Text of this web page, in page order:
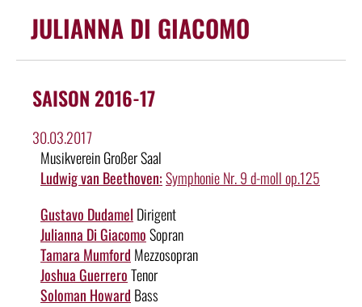
JULIANNA DI GIACOMO
SAISON 2016-17
30.03.2017
Musikverein Großer Saal
Ludwig van Beethoven:Symphonie Nr. 9 d-moll op.125
Gustavo Dudamel Dirigent
Julianna Di GiacomoSopran
Tamara Mumford Mezzosopran
Joshua GuerreroTenor
Soloman Howard Bass